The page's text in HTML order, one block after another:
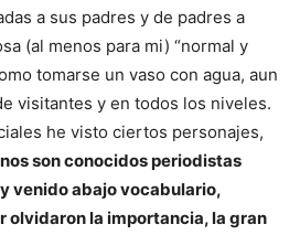
a sus padres y de padres a
(al menos para mi) “normal y
tomarse un vaso con agua, aun
visitantes y en todos los niveles.
he visto ciertos personajes,
son conocidos periodistas
venido abajo vocabulario,
olvidaron la importancia, la gran